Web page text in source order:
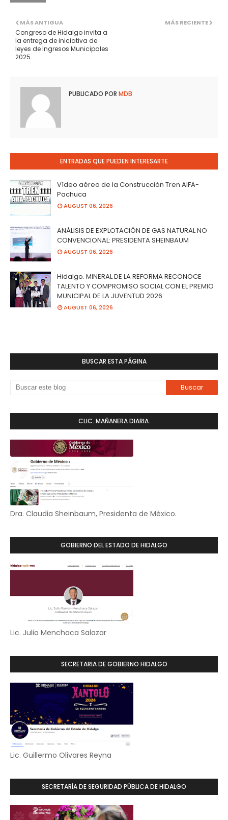
MÁS RECIENTE
MÁS ANTIGUA
Congreso de Hidalgo invita a
la entrega de iniciativa de
leyes de Ingresos Municipales
2025.
PUBLICADO POR MDB
ENTRADAS QUE PUEDEN INTERESARTE
Vídeo aéreo de la Construcción Tren AIFA-
Pachuca
AUGUST 06, 2026
ANÁLISIS DE EXPLOTACIÓN DE GAS NATURAL NO
CONVENCIONAL: PRESIDENTA SHEINBAUM
AUGUST 06, 2026
Hidalgo. MINERAL DE LA REFORMA RECONOCE
TALENTO Y COMPROMISO SOCIAL CON EL PREMIO
MUNICIPAL DE LA JUVENTUD 2026
AUGUST 06, 2026
BUSCAR ESTA PÁGINA
CLIC. MAÑANERA DIARIA.
Dra. Claudia Sheinbaum, Presidenta de México.
GOBIERNO DEL ESTADO DE HIDALGO
Lic. Julio Menchaca Salazar
SECRETARIA DE GOBIERNO HIDALGO
Lic. Guillermo Olivares Reyna
SECRETARÍA DE SEGURIDAD PÚBLICA DE HIDALGO